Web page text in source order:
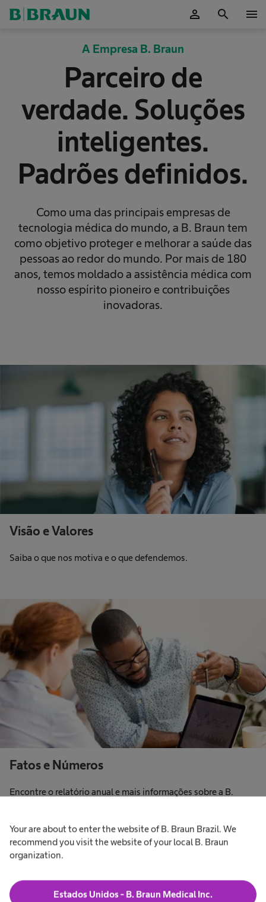
Your are about to enter the website of B. Braun Brazil. We
recommend you visit the website of your local B. Braun
organization.
Estados Unidos - B. Braun Medical Inc.
person search menu
A Empresa B. Braun
Parceiro de
verdade. Soluções
inteligentes.
Padrões definidos.
Como uma das principais empresas de
tecnologia médica do mundo, a B. Braun tem
como objetivo proteger e melhorar a saúde das
pessoas ao redor do mundo. Por mais de 180
anos, temos moldado a assistência médica com
nosso espírito pioneiro e contribuições
inovadoras.
Visão e Valores
Saiba o que nos motiva e o que defendemos.
Fatos e Números
Encontre o relatório anual e mais informações sobre a B.